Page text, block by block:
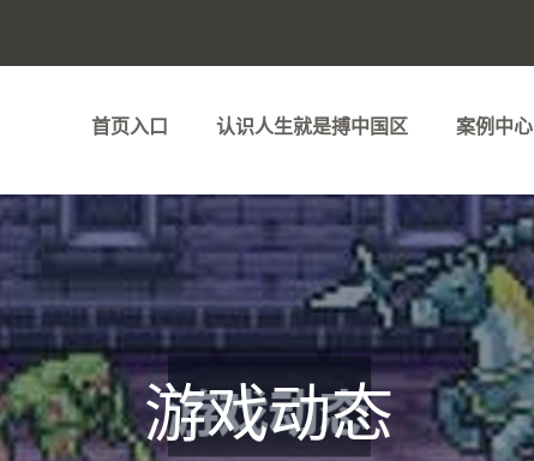
首页入口 认识人生就是搏中国区 案例中心
游戏动态